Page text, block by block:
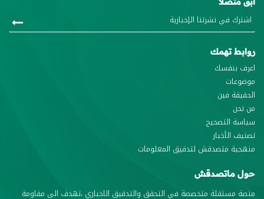
روابط تهمك
اعرف بنفسك
موضوعات
الحقيقة فين
من نحن
سياسة التصحيح
تصنيف الأخبار
منهجية متصدقش لتدقيق المعلومات
حول ماتصدقش
منصة مستقلة متخصصة في التحقق والتدقيق الاخباري ،تهدف الى مقاومة